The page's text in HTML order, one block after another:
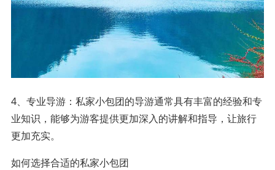
4、专业导游：私家小包团的导游通常具有丰富的经验和专
业知识，能够为游客提供更加深入的讲解和指导，让旅行
更加充实。
如何选择合适的私家小包团